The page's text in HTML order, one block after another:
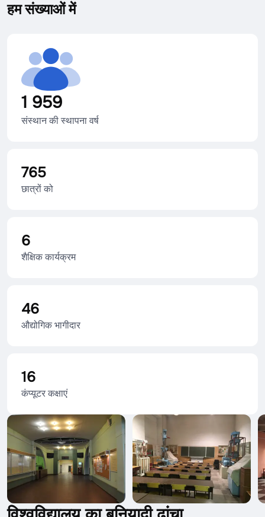
हम संख्याओं में
1 959
संस्थान की स्थापना वर्ष
765
छात्रों को
6
शैक्षिक कार्यक्रम
46
औद्योगिक भागीदार
16
कंप्यूटर कक्षाएं